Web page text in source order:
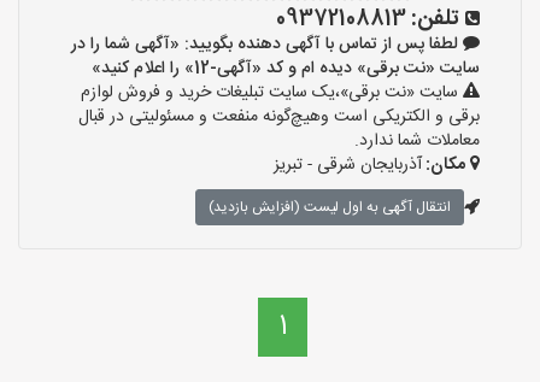
تلفن:09372108813
لطفا پس از تماس با آگهی دهنده بگویید: «آگهی شما را در
سایت «نت برقی» دیده ام و کد «آگهی-12» را اعلام کنید»
سایت «نت برقی»،یک سایت تبلیغات خرید و فروش لوازم
برقی و الکتریکی است وهیچ‌گونه منفعت و مسئولیتی در قبال
معاملات شما ندارد.
مکان:آذربایجان شرقی - تبریز
انتقال آگهی به اول لیست (افزایش بازدید)
1